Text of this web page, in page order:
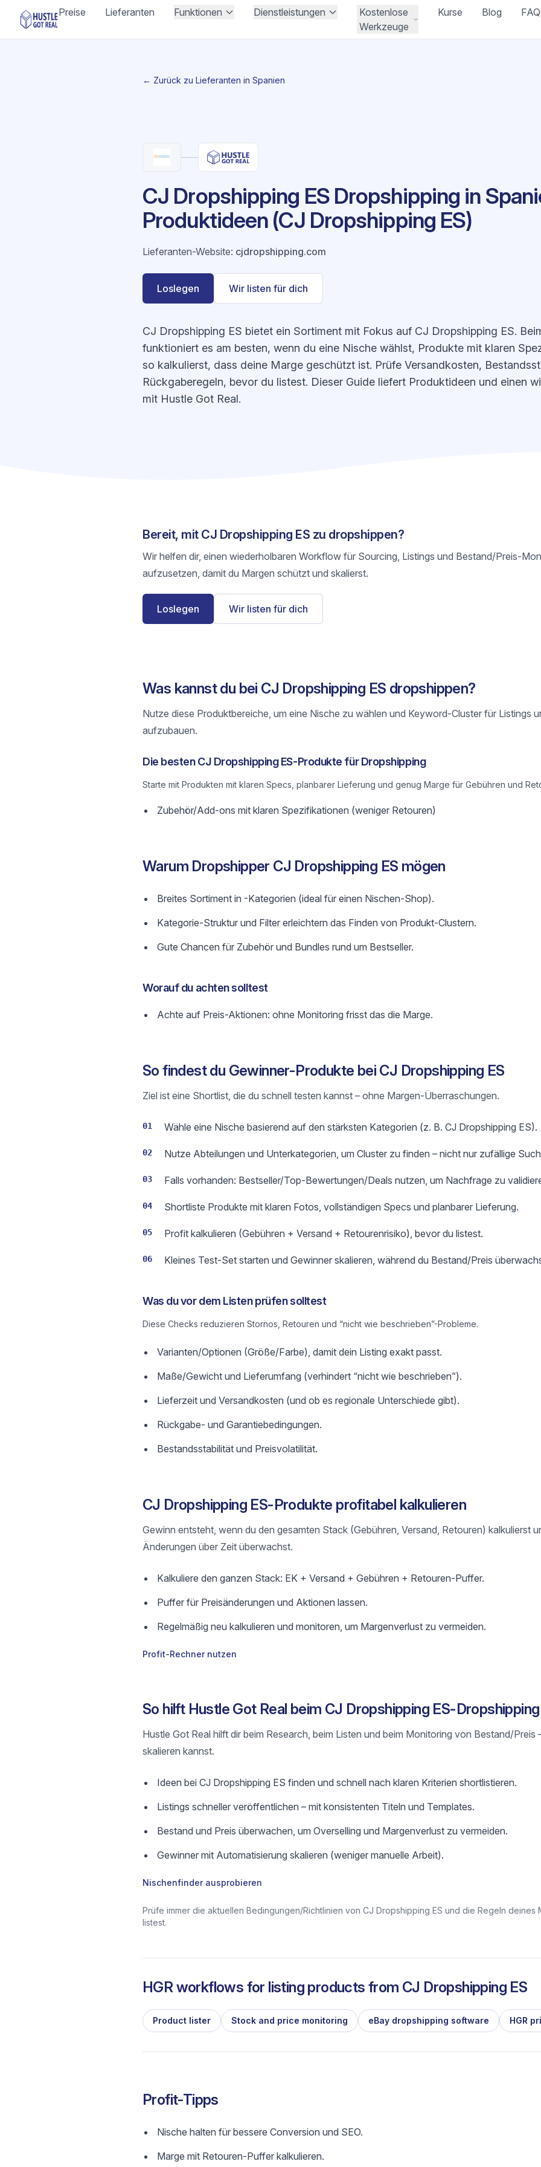
Preise Lieferanten Funktionen Dienstleistungen
Kostenlose
Werkzeuge
Kurse Blog FAQ
← Zurück zu Lieferanten in Spanien
CJ Dropshipping ES Dropshipping in
Produktideen (CJ Dropshipping ES)
Lieferanten-Website: cjdropshipping.com
Loslegen Wir listen für dich
CJ Dropshipping ES bietet ein Sortiment mit Fokus auf CJ Dropshipping ES.
funktioniert es am besten, wenn du eine Nische wählst, Produkte mit klaren
so kalkulierst, dass deine Marge geschützt ist. Prüfe Versandkosten,
Rückgaberegeln, bevor du listest. Dieser Guide liefert Produktideen und einen
mit Hustle Got Real.
Bereit, mit CJ Dropshipping ES zu dropshippen?
Wir helfen dir, einen wiederholbaren Workflow für Sourcing, Listings und Bestand/Preis-
aufzusetzen, damit du Margen schützt und skalierst.
Loslegen Wir listen für dich
Was kannst du bei CJ Dropshipping ES dropshippen?
Nutze diese Produktbereiche, um eine Nische zu wählen und Keyword-Cluster für Listings
aufzubauen.
Die besten CJ Dropshipping ES-Produkte für Dropshipping
Starte mit Produkten mit klaren Specs, planbarer Lieferung und genug Marge für Gebühren und
Zubehör/Add-ons mit klaren Spezifikationen (weniger Retouren)
Warum Dropshipper CJ Dropshipping ES mögen
Breites Sortiment in -Kategorien (ideal für einen Nischen-Shop).
Kategorie-Struktur und Filter erleichtern das Finden von Produkt-Clustern.
Gute Chancen für Zubehör und Bundles rund um Bestseller.
Worauf du achten solltest
Achte auf Preis-Aktionen: ohne Monitoring frisst das die Marge.
So findest du Gewinner-Produkte bei CJ Dropshipping ES
Ziel ist eine Shortlist, die du schnell testen kannst – ohne Margen-Überraschungen.
01 Wähle eine Nische basierend auf den stärksten Kategorien (z. B. CJ Dropshipping ES).
02 Nutze Abteilungen und Unterkategorien, um Cluster zu finden – nicht nur zufällige
03 Falls vorhanden: Bestseller/Top-Bewertungen/Deals nutzen, um Nachfrage zu
04 Shortliste Produkte mit klaren Fotos, vollständigen Specs und planbarer Lieferung.
05 Profit kalkulieren (Gebühren + Versand + Retourenrisiko), bevor du listest.
06 Kleines Test-Set starten und Gewinner skalieren, während du Bestand/Preis
Was du vor dem Listen prüfen solltest
Diese Checks reduzieren Stornos, Retouren und “nicht wie beschrieben”-Probleme.
Varianten/Optionen (Größe/Farbe), damit dein Listing exakt passt.
Maße/Gewicht und Lieferumfang (verhindert “nicht wie beschrieben”).
Lieferzeit und Versandkosten (und ob es regionale Unterschiede gibt).
Rückgabe- und Garantiebedingungen.
Bestandsstabilität und Preisvolatilität.
CJ Dropshipping ES-Produkte profitabel kalkulieren
Gewinn entsteht, wenn du den gesamten Stack (Gebühren, Versand, Retouren) kalkulierst
Änderungen über Zeit überwachst.
Kalkuliere den ganzen Stack: EK + Versand + Gebühren + Retouren-Puffer.
Puffer für Preisänderungen und Aktionen lassen.
Regelmäßig neu kalkulieren und monitoren, um Margenverlust zu vermeiden.
Profit-Rechner nutzen
So hilft Hustle Got Real beim CJ Dropshipping ES-Dropshipping
Hustle Got Real hilft dir beim Research, beim Listen und beim Monitoring von Bestand/Preis
skalieren kannst.
Ideen bei CJ Dropshipping ES finden und schnell nach klaren Kriterien shortlistieren.
Listings schneller veröffentlichen – mit konsistenten Titeln und Templates.
Bestand und Preis überwachen, um Overselling und Margenverlust zu vermeiden.
Gewinner mit Automatisierung skalieren (weniger manuelle Arbeit).
Nischenfinder ausprobieren
Prüfe immer die aktuellen Bedingungen/Richtlinien von CJ Dropshipping ES und die Regeln
listest.
HGR workflows for listing products from CJ Dropshipping ES
Product lister Stock and price monitoring eBay dropshipping software HGR
Profit-Tipps
Nische halten für bessere Conversion und SEO.
Marge mit Retouren-Puffer kalkulieren.